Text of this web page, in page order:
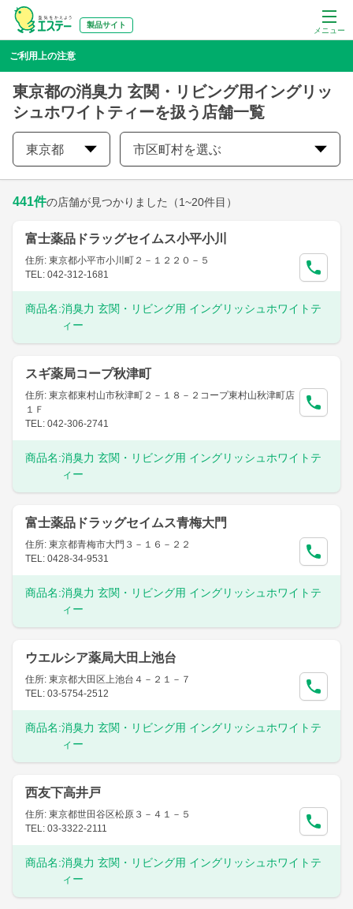
メニュー
製品サイト
ご利用上の注意
東京都の消臭力 玄関・リビング用イングリッ
シュホワイトティーを扱う店舗一覧
東京都 市区町村を選ぶ
441件の店舗が見つかりました （1~20件目）
富士薬品ドラッグセイムス小平小川
住所: 東京都小平市小川町２－１２２０－５
TEL: 042-312-1681
商品名:消臭力 玄関・リビング用 イングリッシュホワイトテ
ィー
スギ薬局コープ秋津町
住所: 東京都東村山市秋津町２－１８－２コープ東村山秋津町店
１Ｆ
TEL: 042-306-2741
商品名:消臭力 玄関・リビング用 イングリッシュホワイトテ
ィー
富士薬品ドラッグセイムス青梅大門
住所: 東京都青梅市大門３－１６－２２
TEL: 0428-34-9531
商品名:消臭力 玄関・リビング用 イングリッシュホワイトテ
ィー
ウエルシア薬局大田上池台
住所: 東京都大田区上池台４－２１－７
TEL: 03-5754-2512
商品名:消臭力 玄関・リビング用 イングリッシュホワイトテ
ィー
西友下高井戸
住所: 東京都世田谷区松原３－４１－５
TEL: 03-3322-2111
商品名:消臭力 玄関・リビング用 イングリッシュホワイトテ
ィー